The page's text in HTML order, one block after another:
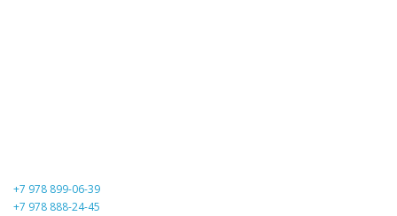
+7 978 899-06-39
+7 978 888-24-45